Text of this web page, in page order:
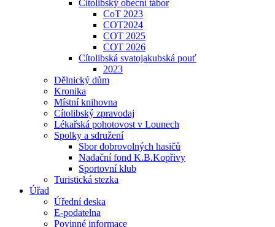
Cítolibský obecní tábor
CoT 2023
COT2024
COT 2025
COT 2026
Cítolibská svatojakubská pouť
2023
Dělnický dům
Kronika
Místní knihovna
Cítolibský zpravodaj
Lékařská pohotovost v Lounech
Spolky a sdružení
Sbor dobrovolných hasičů
Nadační fond K.B.Kopřivy
Sportovní klub
Turistická stezka
Úřad
Úřední deska
E-podatelna
Povinné informace